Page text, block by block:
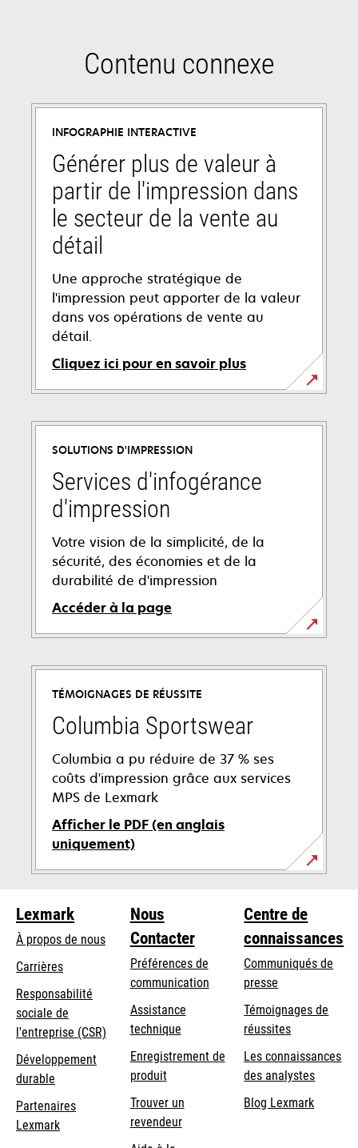
Contenu connexe
INFOGRAPHIE INTERACTIVE
Générer plus de valeur à
partir de l'impression dans
le secteur de la vente au
détail
Une approche stratégique de
l'impression peut apporter de la valeur
dans vos opérations de vente au
détail.
Cliquez ici pour en savoir plus
SOLUTIONS D'IMPRESSION
Services d'infogérance
d'impression
Votre vision de la simplicité, de la
sécurité, des économies et de la
durabilité de d'impression
Accéder à la page
TÉMOIGNAGES DE RÉUSSITE
Columbia Sportswear
Columbia a pu réduire de 37 % ses
coûts d'impression grâce aux services
MPS de Lexmark
Afficher le PDF (en anglais
uniquement)
s’ouvre
un
nouvel
Lexmark
À propos de nous
Carrières
s’ouvre
dans
un
onglet
Responsabilité
sociale de
l'entreprise (CSR) s’ouvre
onglet
Développement
durable
Partenaires
Lexmark
Nous
Contacter
Préférences de
communication
s’ouvre
dans
nouvel
onglet
Assistance
techniques’ouvre
un
onglet
Enregistrement de
produit
Trouver un
revendeur
Centre de
connaissances
Communiqués de
presse
Témoignages de
réussites
Les connaissances
des analystes
Blog Lexmark